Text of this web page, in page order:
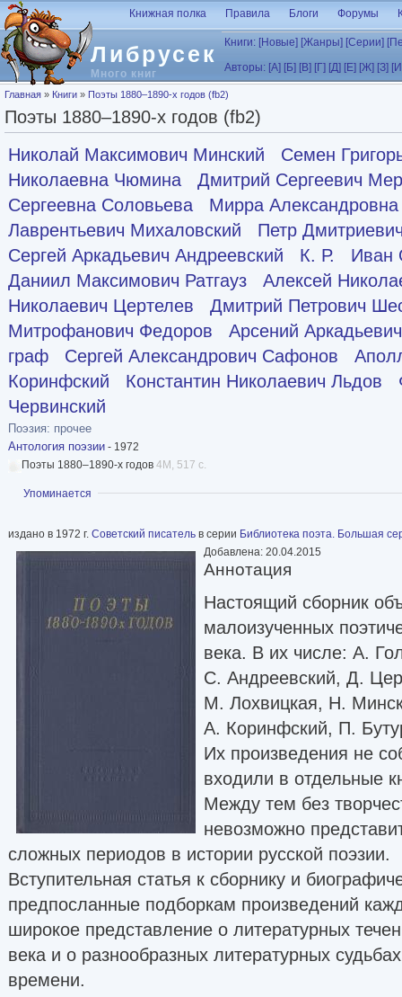
Перейти к основному содержанию
Либрусек
Много книг
Книжная полка Правила Блоги Форумы
Книги: [Новые] [Жанры] [Серии]
Авторы: [А] [Б] [В] [Г] [Д] [Е] [Ж] [З]
Вы здесь
Главная » Книги » Поэты 1880–1890-х годов (fb2)
Поэты 1880–1890-х годов (fb2)
Николай Максимович Минский
Семен
Николаевна Чюмина
Дмитрий Сергеевич
Сергеевна Соловьева
Мирра Александровна
Лаврентьевич Михаловский
Петр
Сергей Аркадьевич Андреевский
К. Р.
Иван
Даниил Максимович Ратгауз
Алексей
Николаевич Цертелев
Дмитрий Петрович
Митрофанович Федоров
Арсений
граф
Сергей Александрович Сафонов
Коринфский
Константин Николаевич Льдов
Червинский
Поэзия: прочее
Антология поэзии - 1972
Поэты 1880–1890-х годов 4M, 517 с.
Показать
Упоминается
издано в 1972 г. Советский писатель в серии Библиотека поэта. Большая
Добавлена: 20.04.2015
Аннотация
Настоящий сборник
малоизученных
века. В их числе: А.
С. Андреевский, Д.
М. Лохвицкая, Н.
А. Коринфский, П.
Их произведения не
входили в отдельные
Между тем без
невозможно
сложных периодов в истории русской поэзии.
Вступительная статья к сборнику и
предпосланные подборкам произведений
широкое представление о литературных
века и о разнообразных литературных
времени.